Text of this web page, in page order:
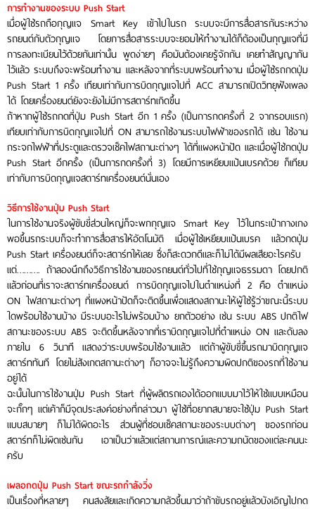
การทำงานของระบบ Push Start
เมื่อผู้ใช้รถถือกุญแจ Smart Key เข้าไปในรถ ระบบจะมีการสื่อสารกันระหว่าง
รถยนต์กับตัวกุญแจ โดยการสื่อสารระบบจะยอมให้ทำงานได้ก็ต้องเป็นกุญแจที่มี
การลงทะเบียนไว้ด้วยกันเท่านั้น พูดง่ายๆ คือมันต้องเคยรู้จักกัน เคยทำสัญญากัน
ไว้แล้ว ระบบถึงจะพร้อมทำงาน และหลังจากที่ระบบพร้อมทำงาน เมื่อผู้ใช้รถกดปุ่ม
Push Start 1 ครั้ง เทียบเท่ากับการบิดกุญแจไปที่ ACC สามารถเปิดวิทยุฟังเพลง
ได้ โดยเครื่องยนต์ยังจะยังไม่มีการสตาร์ทเกิดขึ้น
ถ้าหากผู้ใช้รถกดที่ปุ่ม Push Start อีก 1 ครั้ง (เป็นการกดครั้งที่ 2 จากรอบแรก)
เทียบเท่ากับการบิดกุญแจไปที่ ON สามารถใช้งานระบบไฟฟ้าของรถได้ เช่น ใช้งาน
กระจกไฟฟ้าที่ประตูและตรวจเช็คไฟสถานะต่างๆ ได้ที่แผงหน้าปัด และเมื่อผู้ใช้กดปุ่ม
Push Start อีกครั้ง (เป็นการกดครั้งที่ 3) โดยมีการเหยียบแป้นเบรคด้วย ก็เทียบ
เท่ากับการบิดกุญแจสตาร์ทเครื่องยนต์นั่นเอง
วิธีการใช้งานปุ่ม Push Start
ในการใช้งานจริงผู้ขับขี่ส่วนใหญ่ก็จะพกกุญแจ Smart Key ไว้ในกระเป๋ากางเกง
พอขึ้นรถระบบก็จะทำการสื่อสารให้อัตโนมัติ เมื่อผู้ใช้เหยียบแป้นเบรค แล้วกดปุ่ม
Push Start เครื่องยนต์ก็จะสตาร์ทให้เลย ซึ่งก็สะดวกดีและก็ไม่ได้มีผลเสียอะไรครับ
แต่………. ถ้าลองนึกถึงวิธีการใช้งานของรถยนต์ทั่วไปที่ใช้กุญแจธรรมดา โดยปกติ
แล้วก่อนที่เราจะสตาร์ทเครื่องยนต์ การบิดกุญแจไปในตำแหน่งที่ 2 คือ ตำแหน่ง
ON ไฟสถานะต่างๆ ที่แผงหน้าปัดก็จะติดขึ้นเพื่อแสดงสถานะให้ผู้ใช้รู้ว่าขณะนี้ระบบ
ใดพร้อมใช้งานบ้าง มีระบบอะไรไม่พร้อมบ้าง ยกตัวอย่าง เช่น ระบบ ABS ปกติไฟ
สถานะของระบบ ABS จะติดขึ้นหลังจากที่เราบิดกุญแจไปที่ตำแหน่ง ON และดับลง
ภายใน 6 วินาที แสดงว่าระบบพร้อมใช้งานแล้ว แต่ถ้าผู้ขับขี่ขึ้นรถมาบิดกุญแจ
สตาร์ททันที โดยไม่สังเกตสถานะต่างๆ ก็อาจจะไม่รู้ถึงความผิดปกติของรถที่ใช้งาน
อยู่ได้
ฉะนั้นในการใช้งานปุ่ม Push Start ที่ผู้ผลิตรถเองได้ออกแบบมาไว้ให้ใช้แบบเหมือน
จะกั๊กๆ แต่เค้าก็มีจุดประสงค์อย่างที่กล่าวมา ผู้ใช้ที่อยากสบายจะใช้ปุ่ม Push Start
แบบสบายๆ ก็ไม่ได้ผิดอะไร ส่วนผู้ที่ชอบเช็คสถานะของระบบต่างๆ ของรถก่อน
สตาร์ทก็ไม่ผิดเช่นกัน เอาเป็นว่าแล้วแต่สถานการณ์และความถนัดของแต่ละคนนะ
ครับ
เผลอกดปุ่ม Push Start ขณะรถกำลังวิ่ง
เป็นเรื่องที่หลายๆ คนสงสัยและเกิดความกลัวขึ้นมาว่าถ้าขับรถอยู่แล้วบังเอิญไปกด